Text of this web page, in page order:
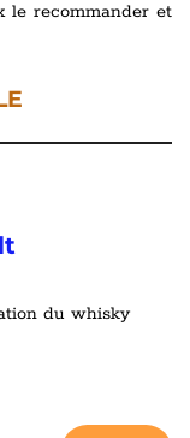
le recommander et
du whisky